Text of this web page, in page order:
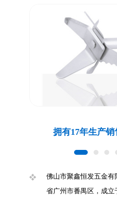
拥有17年生产销
佛山市聚鑫恒发五金有
省广州市番禺区，成立